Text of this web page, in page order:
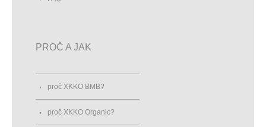
PROČ A JAK
proč XKKO BMB?
proč XKKO Organic?